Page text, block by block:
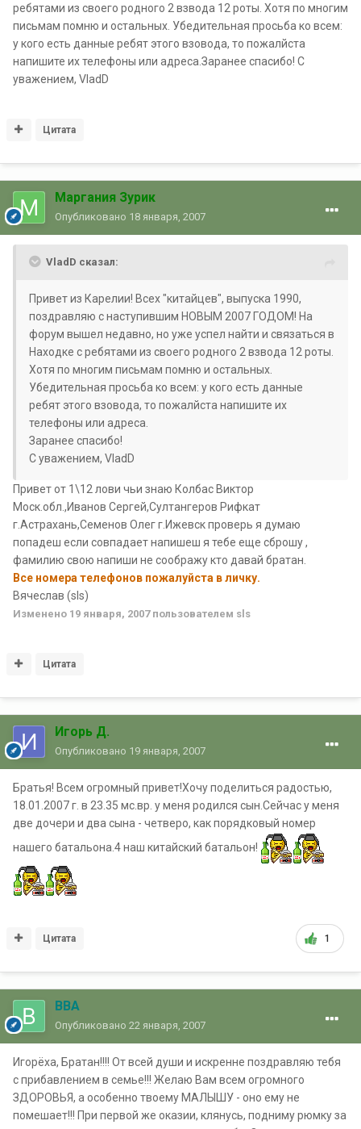
ребятами из своего родного 2 взвода 12 роты. Хотя по многим
письмам помню и остальных. Убедительная просьба ко всем:
у кого есть данные ребят этого взовода, то пожалйста
напишите их телефоны или адреса.Заранее спасибо! С
уважением, VladD
Цитата
Маргания Зурик
Опубликовано 18 января, 2007
VladD сказал:
Привет из Карелии! Всех "китайцев", выпуска 1990,
поздравляю с наступившим НОВЫМ 2007 ГОДОМ! На
форум вышел недавно, но уже успел найти и связаться в
Находке с ребятами из своего родного 2 взвода 12 роты.
Хотя по многим письмам помню и остальных.
Убедительная просьба ко всем: у кого есть данные
ребят этого взовода, то пожалйста напишите их
телефоны или адреса.
Заранее спасибо!
С уважением, VladD
Привет от 1\12 лови чьи знаю Колбас Виктор
Моск.обл.,Иванов Сергей,Султангеров Рифкат
г.Астрахань,Семенов Олег г.Ижевск проверь я думаю
попадеш если совпадает напишеш я тебе еще сброшу ,
фамилию свою напиши не соображу кто давай братан.
Все номера телефонов пожалуйста в личку.
Вячеслав (sls)
Изменено 19 января, 2007пользователем sls
Цитата
Игорь Д.
Опубликовано 19 января, 2007
Братья! Всем огромный привет!Хочу поделиться радостью,
18.01.2007 г. в 23.35 мс.вр. у меня родился сын.Сейчас у меня
две дочери и два сына - четверо, как порядковый номер
нашего батальона.4 наш китайский батальон!
1
Цитата
ВВА
Опубликовано 22 января, 2007
Игорёха, Братан!!!! От всей души и искренне поздравляю тебя
с прибавлением в семье!!! Желаю Вам всем огромного
ЗДОРОВЬЯ, а особенно твоему МАЛЫШУ - оно ему не
помешает!!! При первой же оказии, клянусь, подниму рюмку за